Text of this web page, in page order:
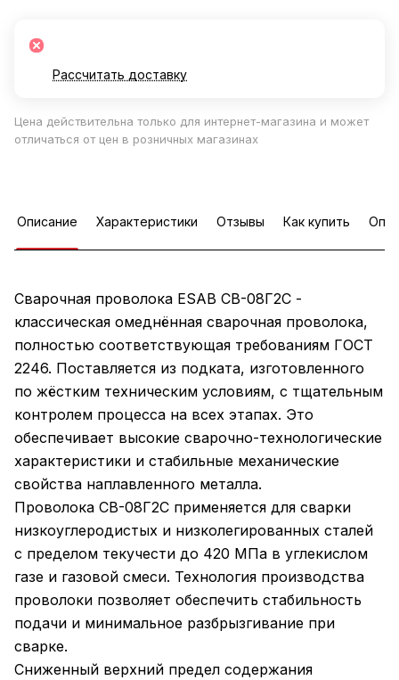
Рассчитать доставку
Цена действительна только для интернет-магазина и может
отличаться от цен в розничных магазинах
Описание Характеристики Отзывы Как купить
Сварочная проволока ESAB СВ-08Г2С -
классическая омеднённая сварочная проволока,
полностью соответствующая требованиям ГОСТ
2246. Поставляется из подката, изготовленного
по жёстким техническим условиям, с тщательным
контролем процесса на всех этапах. Это
обеспечивает высокие сварочно-технологические
характеристики и стабильные механические
свойства наплавленного металла.
Проволока СВ-08Г2С применяется для сварки
низкоуглеродистых и низколегированных сталей
с пределом текучести до 420 МПа в углекислом
газе и газовой смеси. Технология производства
проволоки позволяет обеспечить стабильность
подачи и минимальное разбрызгивание при
сварке.
Сниженный верхний предел содержания